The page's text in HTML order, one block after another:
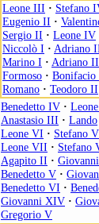
Leone III · Stefano
Eugenio II ·
Sergio II · Leone IV
Niccolò I · Adriano
Marino I · Adriano
Formoso · Bonifacio
Romano · Teodoro II
Benedetto IV ·
Anastasio III · Lando
Leone VI · Stefano
Leone VII · Stefano
Agapito II ·
Benedetto V ·
Benedetto VI ·
Giovanni XIV ·
Gregorio V